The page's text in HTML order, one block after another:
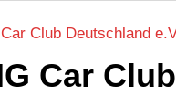
Car Club